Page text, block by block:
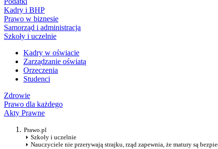
Kadry i BHP
Prawo w biznesie
Samorząd i administracja
Szkoły i uczelnie
Kadry w oświacie
Zarządzanie oświatą
Orzeczenia
Studenci
Zdrowie
Prawo dla każdego
Akty Prawne
Prawo.pl
Szkoły i uczelnie
Nauczyciele nie przerywają strajku, rząd zapewnia, że matury są